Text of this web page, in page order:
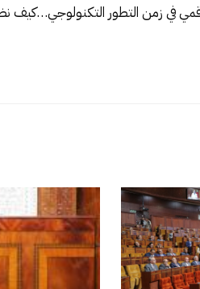
في زمن التطور التكنولوجي…كيف